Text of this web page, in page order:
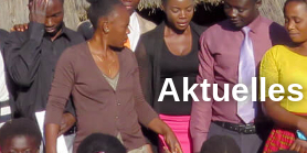
Aktuelles